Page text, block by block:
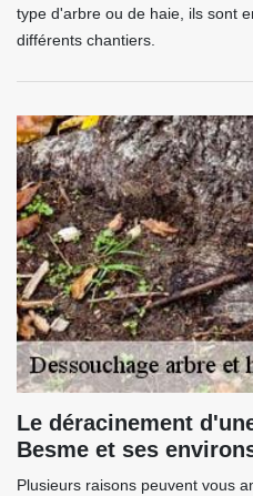
type d'arbre ou de haie, ils sont
différents chantiers.
Le déracinement
Besme et ses
Plusieurs raisons peuvent vous